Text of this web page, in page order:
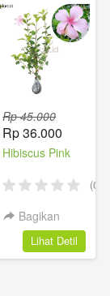
Rp 45.000
Rp 36.000
Hibiscus Pink
(0)
Bagikan
`Lihat Detil